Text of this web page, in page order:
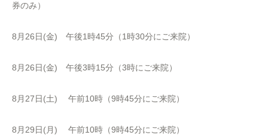
券のみ）
8月26日(金) 午後1時45分（1時30分にご来院）
8月26日(金) 午後3時15分（3時にご来院）
8月27日(土) 午前10時（9時45分にご来院）
8月29日(月) 午前10時（9時45分にご来院）